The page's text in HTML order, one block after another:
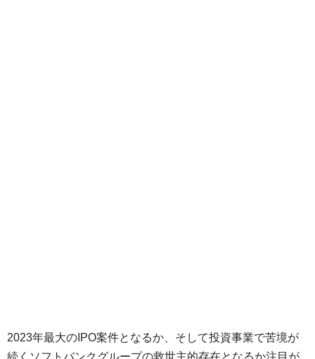
2023年最大のIPO案件となるか、そして投資事業で苦境が